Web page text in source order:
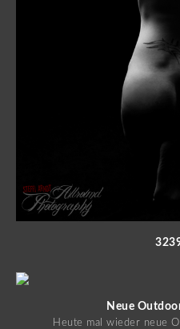
Neue
Heute mal wieder neue